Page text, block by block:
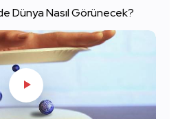
Dünya Nasıl Görünecek?